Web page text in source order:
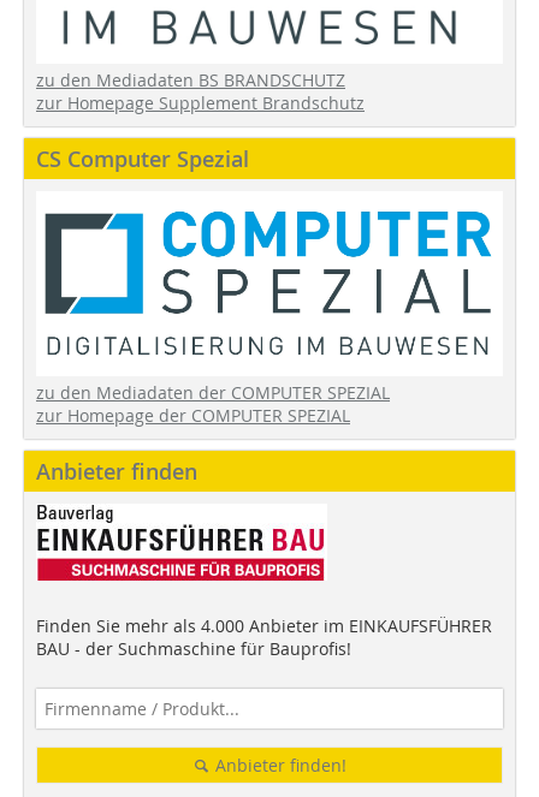
zu den Mediadaten BS BRANDSCHUTZ
zur Homepage Supplement Brandschutz
CS Computer Spezial
zu den Mediadaten der COMPUTER SPEZIAL
zur Homepage der COMPUTER SPEZIAL
Anbieter finden
Finden Sie mehr als 4.000 Anbieter im EINKAUFSFÜHRER
BAU - der Suchmaschine für Bauprofis!
Anbieter finden!